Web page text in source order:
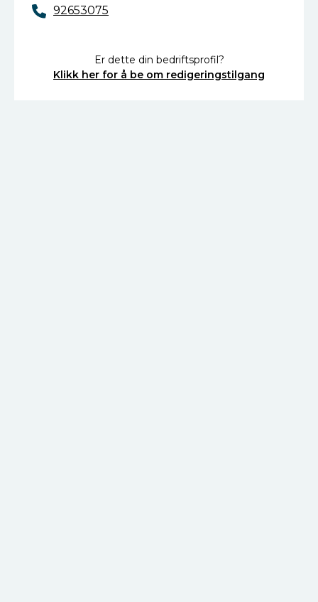
92653075
Er dette din bedriftsprofil?
Klikk her for å be om redigeringstilgang